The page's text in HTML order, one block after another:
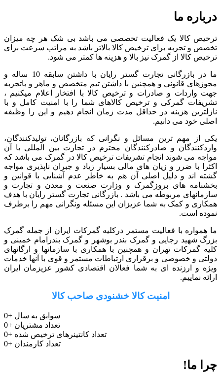
درباره ما
ترخیص کالا یک فعالیت تخصصی می باشد بی شک هر چه میزان
تخصص و تجربه برای ترخیص کالا بالاتر باشد به مراتب سرعت برای
ترخیص کالا از گمرک نیز بالا و هزینه ها کمتر می شود.
ما در بازرگانی تجارت گستر رایان با داشتن سابقه 10 ساله و
مجوزهای قانونی و همچنین با داشتن تیم متخصص و ماهر و باتجربه
جهت واردات و صادرات و ترخیص کالا با افتخار اعلام میکنیم ،
تشریفات گمرکی و ترخیص کالاهای شما را با امنیت کامل و با
نازلترین هزینه در حداقل مدت زمان انجام دهیم و این را وظیفه
اصلی خود می دانیم.
یکی از مهم ترین مسائل و نگرانی که بازرگانان، تولیدکنندگان،
واردکنندگان و صادرکنندگان محترم در تجارت بین المللی با آن
مواجه می شوند انجام تشریفات ترخیص کالا در گمرک می باشد که
اکثرا با ضرر و زیان های مالی بسیار زیاد و جبران ناپذیری مواجه
گشته اند و دلیل اصلی آن هم به خاطر عدم آشنایی با قوانین و
بخشنامه های بروزگمرک و وزارت صنعت و معدن و تجارت و
سازمانهای مربوطه می باشد . بازرگانی تجارت گستر رایان با هدف
همکاری و کمک به شما عزیزان این مسئله ونگرانی مهم را برطرف
نموده است.
ما همواره با فعالیت مستمر درکلیه گمرکات ایران از جمله گمرک
بزرگ شهید رجایی و گمرک بندر بوشهر و گمرک بندرامام خمینی و
کلیه گمرکات تهران و همچنین با همکاری با سازمانها و ارگانهای
دولتی و خصوصی و برقراری ارتباطات مستمر و قوی با آنها خدمات
ویژه و ارزنده ای به شما فعالان اقتصادی کشور عزیزمان ایران
ارائه نماییم.
امنیت کالا خشنودی صاحب کالا
0+ سوابق به سال
0+ تعداد مشتریان
0+ تعداد کانتینرهای ترخیص شده
0+ تعداد کارمندان
چرا ما!